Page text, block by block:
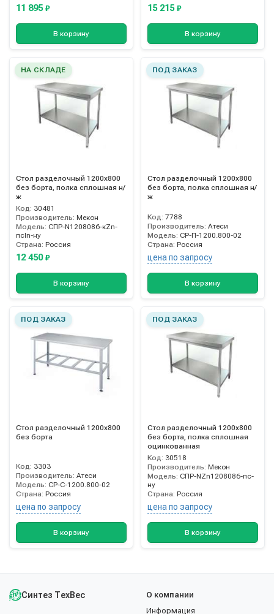
11 895 ₽
В корзину
15 215 ₽
В корзину
НА СКЛАДЕ
Стол разделочный 1200х800
без борта, полка сплошная н/
ж
Код: 30481
Производитель: Мекон
Модель: СПР-N1208086-кZn-
псIn-ну
Страна: Россия
12 450 ₽
В корзину
ПОД ЗАКАЗ
Стол разделочный 1200х800
без борта, полка сплошная н/
ж
Код: 7788
Производитель: Атеси
Модель: СР-П-1200.800-02
Страна: Россия
цена по запросу
В корзину
ПОД ЗАКАЗ
Стол разделочный 1200х800
без борта
Код: 3303
Производитель: Атеси
Модель: СР-С-1200.800-02
Страна: Россия
цена по запросу
В корзину
ПОД ЗАКАЗ
Стол разделочный 1200х800
без борта, полка сплошная
оцинкованная
Код: 30518
Производитель: Мекон
Модель: СПР-NZn1208086-пс-
ну
Страна: Россия
цена по запросу
В корзину
Синтез ТехВес
О компании
Информация